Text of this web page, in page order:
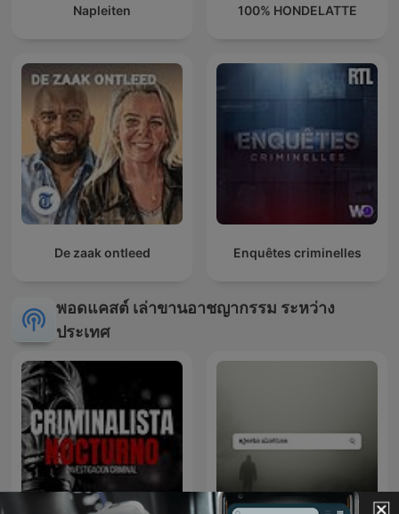
Napleiten 100% HONDELATTE
De zaak ontleed Enquêtes criminelles
พอดแคสต์ เล่าขานอาชญากรรม ระหว่าง
ประเทศ